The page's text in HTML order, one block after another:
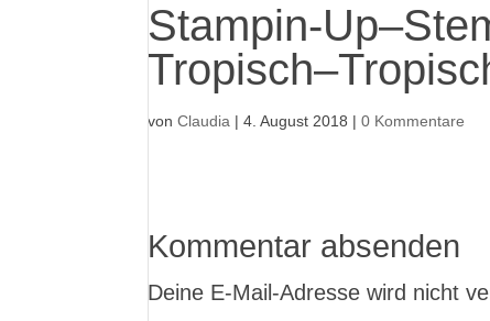
Stampin-
vonClaudia |4. August 2018 |0 Kommentare
Kommentar absenden
Deine E-Mail-Adresse wird nicht